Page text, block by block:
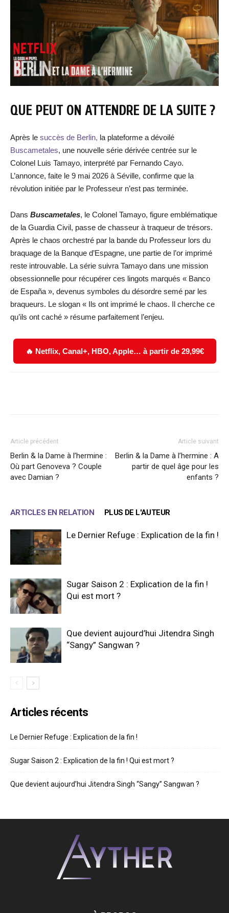
QUE PEUT ON ATTENDRE DE LA SUITE ?
Après le succès de Berlin, la plateforme a dévoilé
Buscametales, une nouvelle série dérivée centrée sur le
Colonel Luis Tamayo, interprété par Fernando Cayo.
L’annonce, faite le 9 mai 2026 à Séville, confirme que la
révolution initiée par le Professeur n’est pas terminée.
Dans Buscametales, le Colonel Tamayo, figure emblématique
de la Guardia Civil, passe de chasseur à traqueur de trésors.
Après le chaos orchestré par la bande du Professeur lors du
braquage de la Banque d’Espagne, une partie de l’or imprimé
reste introuvable. La série suivra Tamayo dans une mission
obsessionnelle pour récupérer ces lingots marqués « Banco
de España », devenus symboles du désordre semé par les
braqueurs. Le slogan « Ils ont imprimé le chaos. Il cherche ce
qu’ils ont caché » résume parfaitement l’enjeu.
🔥 Netflix, Canal+, HBO, Apple… à partir de 29,99€
Article précédent
Berlin & la Dame à l’hermine :
Où part Genoveva ? Couple
avec Damian ?
Article suivant
Berlin & la Dame à l’hermine : A
partir de quel âge pour les
enfants ?
ARTICLES EN RELATION PLUS DE L'AUTEUR
Le Dernier Refuge : Explication de la fin !
Sugar Saison 2 : Explication de la fin !
Qui est mort ?
Que devient aujourd’hui Jitendra Singh
“Sangy” Sangwan ?
Articles récents
Le Dernier Refuge : Explication de la fin !
Sugar Saison 2 : Explication de la fin ! Qui est mort ?
Que devient aujourd’hui Jitendra Singh “Sangy” Sangwan ?